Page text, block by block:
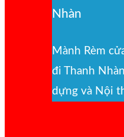
Nhàn
Mành Rèm
đi Thanh
dựng và Nội